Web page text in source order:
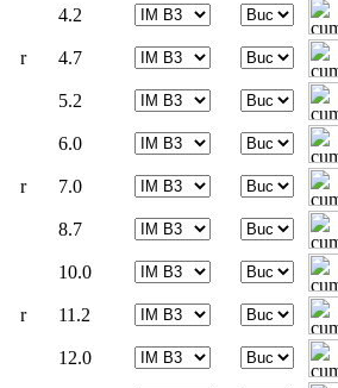
4.2
r 4.7
5.2
6.0
r 7.0
8.7
10.0
r 11.2
12.0